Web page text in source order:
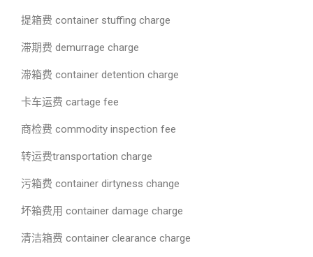
提箱费 container stuffing charge
滞期费 demurrage charge
滞箱费 container detention charge
卡车运费 cartage fee
商检费 commodity inspection fee
转运费transportation charge
污箱费 container dirtyness change
坏箱费用 container damage charge
清洁箱费 container clearance charge